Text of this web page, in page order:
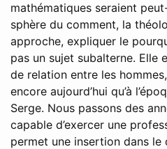
mathématiques seraient
sphère du comment, la
approche, expliquer le
pas un sujet subalterne. Elle
de relation entre les
encore aujourd’hui qu’à
Serge. Nous passons des
capable d’exercer une
permet une insertion dans le